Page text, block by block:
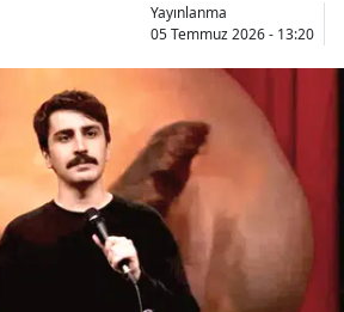
Yayınlanma
05 Temmuz 2026 - 13:20